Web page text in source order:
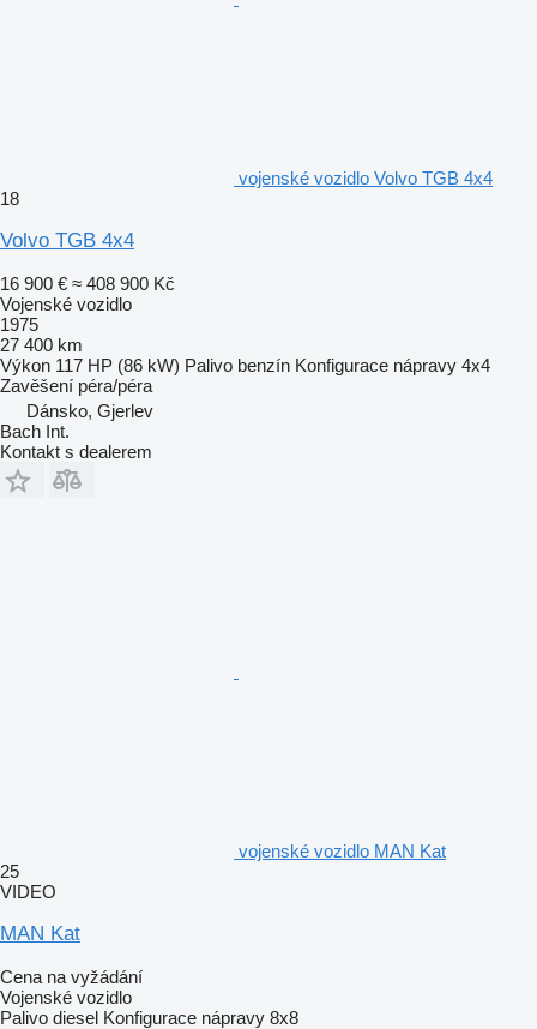
vojenské vozidlo Volvo TGB 4x4
18
Volvo TGB 4x4
16 900 € ≈ 408 900 Kč
Vojenské vozidlo
1975
27 400 km
Výkon 117 HP (86 kW) Palivo benzín Konfigurace nápravy 4x4
Zavěšení péra/péra
Dánsko, Gjerlev
Bach Int.
Kontakt s dealerem
vojenské vozidlo MAN Kat
25
VIDEO
MAN Kat
Cena na vyžádání
Vojenské vozidlo
Palivo diesel Konfigurace nápravy 8x8